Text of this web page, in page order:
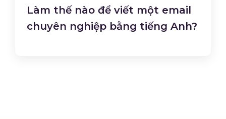
Làm thế nào để viết một email
chuyên nghiệp bằng tiếng Anh?